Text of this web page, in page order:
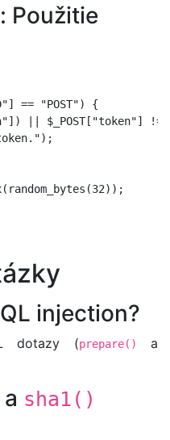
Použitie
== "POST") {
|| $_POST["token"]
injection?
dotazy (prepare() a
a sha1()